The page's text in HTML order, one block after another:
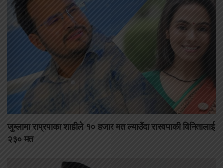
जुम्लामा राप्रपाका शाहीले १० हजार मत ल्याउँदा रास्वपाकी विनितालाई
२३० मत